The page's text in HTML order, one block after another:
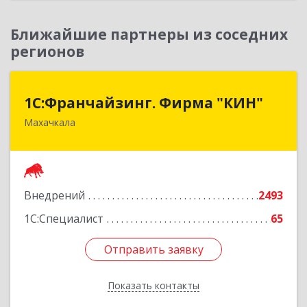
Ближайшие партнеры из соседних
регионов
1С:Франчайзинг. Фирма "КИН"
Махачкала
Внедрений
2493
1С:Специалист
65
Отправить заявку
Показать контакты
1С:Франчайзинг. Фирма "КИН"
367030, Дагестан Респ, Махачкала г, И.Казака
Отправить заявку
Назад